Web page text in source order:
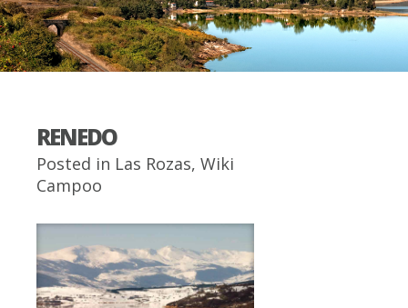
RENEDO
Posted in Las Rozas, Wiki
Campoo